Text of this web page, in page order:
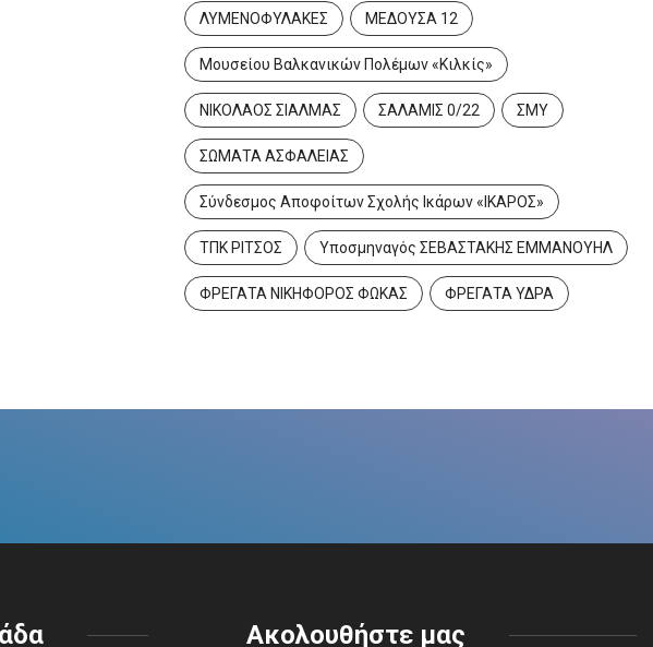
ΛΥΜΕΝΟΦΥΛΑΚΕΣ ΜΕΔΟΥΣΑ 12
Μουσείου Βαλκανικών Πολέμων «Κιλκίς»
ΝΙΚΟΛΑΟΣ ΣΙΑΛΜΑΣ ΣΑΛΑΜΙΣ 0/22 ΣΜΥ
ΣΩΜΑΤΑ ΑΣΦΑΛΕΙΑΣ
Σύνδεσμος Αποφοίτων Σχολής Ικάρων «ΙΚΑΡΟΣ»
ΤΠΚ ΡΙΤΣΟΣ Υποσμηναγός ΣΕΒΑΣΤΑΚΗΣ ΕΜΜΑΝΟΥΗΛ
ΦΡΕΓΑΤΑ ΝΙΚΗΦΟΡΟΣ ΦΩΚΑΣ ΦΡΕΓΑΤΑ ΥΔΡΑ
Ακολουθήστε μας